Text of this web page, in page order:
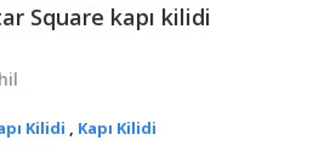
Square kapı kilidi
Kilidi , Kapı Kilidi